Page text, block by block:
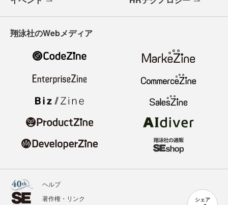
シェア
翔泳社のWebメディア
ヘルプ
著作権・リンク